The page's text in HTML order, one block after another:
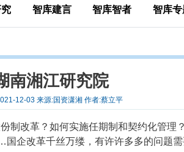
智库建言 智库智者 智库专
南湘江研究院
12-03 来源:国资潇湘 作者:蔡立平
制改革？如何实施任期制和契约化管理
企改革千丝万缕，有许许多多的问题需